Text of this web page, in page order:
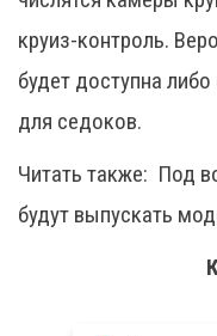
круиз-контроль.
будет доступна
для седоков.
Читать также: Под
будут выпускать